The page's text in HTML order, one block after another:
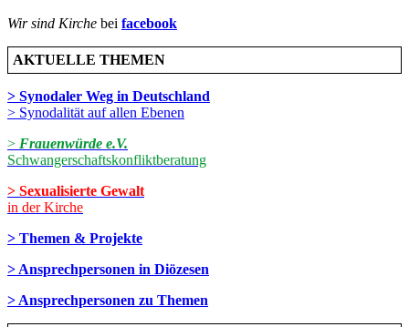
Wir sind Kirche bei facebook
AKTUELLE THEMEN
> Synodaler Weg in Deutschland
> Synodalität auf allen Ebenen
> Frauenwürde e.V.
Schwangerschaftskonfliktberatung
> Sexualisierte Gewalt
in der Kirche
> Themen & Projekte
> Ansprechpersonen in Diözesen
> Ansprechpersonen zu Themen